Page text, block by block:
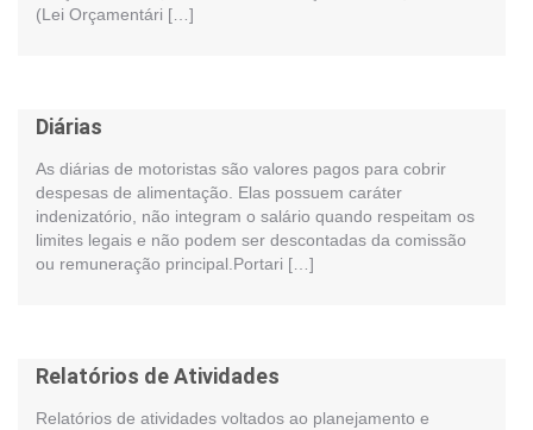
(Lei Orçamentári […]
Diárias
As diárias de motoristas são valores pagos para cobrir
despesas de alimentação. Elas possuem caráter
indenizatório, não integram o salário quando respeitam os
limites legais e não podem ser descontadas da comissão
ou remuneração principal.Portari […]
Relatórios de Atividades
Relatórios de atividades voltados ao planejamento e